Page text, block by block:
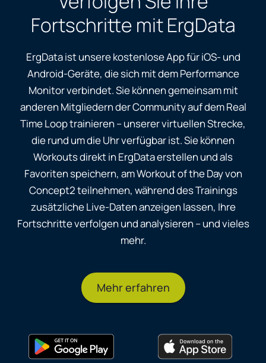
Fortschritte mit ErgData
ErgData ist unsere kostenlose App für iOS- und
Android-Geräte, die sich mit dem Performance
Monitor verbindet. Sie können gemeinsam mit
anderen Mitgliedern der Community auf dem Real
Time Loop trainieren – unserer virtuellen Strecke,
die rund um die Uhr verfügbar ist. Sie können
Workouts direkt in ErgData erstellen und als
Favoriten speichern, am Workout of the Day von
Concept2 teilnehmen, während des Trainings
zusätzliche Live-Daten anzeigen lassen, Ihre
Fortschritte verfolgen und analysieren – und vieles
mehr.
Mehr erfahren